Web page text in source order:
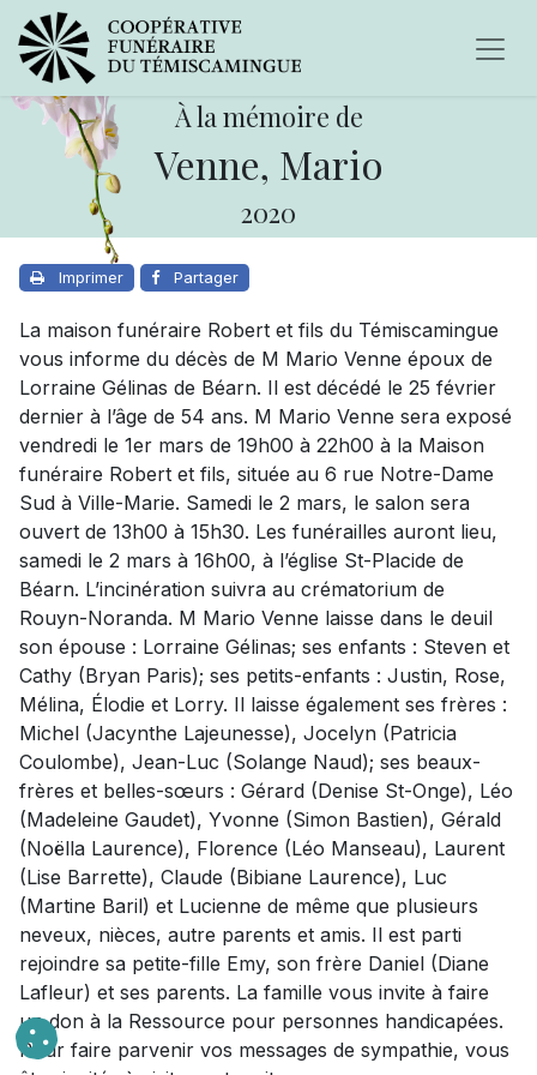
À la mémoire de
Venne, Mario
2020
Imprimer Partager
La maison funéraire Robert et fils du Témiscamingue
vous informe du décès de M Mario Venne époux de
Lorraine Gélinas de Béarn. Il est décédé le 25 février
dernier à l’âge de 54 ans. M Mario Venne sera exposé
vendredi le 1er mars de 19h00 à 22h00 à la Maison
funéraire Robert et fils, située au 6 rue Notre-Dame
Sud à Ville-Marie. Samedi le 2 mars, le salon sera
ouvert de 13h00 à 15h30. Les funérailles auront lieu,
samedi le 2 mars à 16h00, à l’église St-Placide de
Béarn. L’incinération suivra au crématorium de
Rouyn-Noranda. M Mario Venne laisse dans le deuil
son épouse : Lorraine Gélinas; ses enfants : Steven et
Cathy (Bryan Paris); ses petits-enfants : Justin, Rose,
Mélina, Élodie et Lorry. Il laisse également ses frères :
Michel (Jacynthe Lajeunesse), Jocelyn (Patricia
Coulombe), Jean-Luc (Solange Naud); ses beaux-
frères et belles-sœurs : Gérard (Denise St-Onge), Léo
(Madeleine Gaudet), Yvonne (Simon Bastien), Gérald
(Noëlla Laurence), Florence (Léo Manseau), Laurent
(Lise Barrette), Claude (Bibiane Laurence), Luc
(Martine Baril) et Lucienne de même que plusieurs
neveux, nièces, autre parents et amis. Il est parti
rejoindre sa petite-fille Emy, son frère Daniel (Diane
Lafleur) et ses parents. La famille vous invite à faire
un don à la Ressource pour personnes handicapées.
Pour faire parvenir vos messages de sympathie, vous